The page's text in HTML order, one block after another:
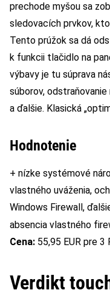
prechode myšou sa
sledovacích prvkov,
Tento prúžok sa dá
k funkcii tlačidlo na
výbavy je tu súprava
súborov,
a ďalšie. Klasická
Hodnotenie
+ nízke systémové
vlastného uváženia,
Windows Firewall,
absencia vlastného
Cena: 55,95 EUR pre 3
Verdikt